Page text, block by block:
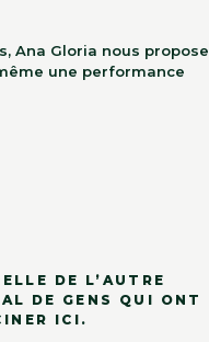
Ana Gloria nous propose
une performance
DE L’AUTRE
DE GENS QUI ONT
ICI.